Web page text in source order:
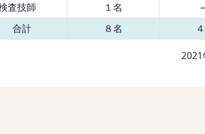
査技師
１名
合計
８名
2021